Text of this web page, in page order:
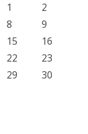
1
2
8
9
15
16
22
23
29
30